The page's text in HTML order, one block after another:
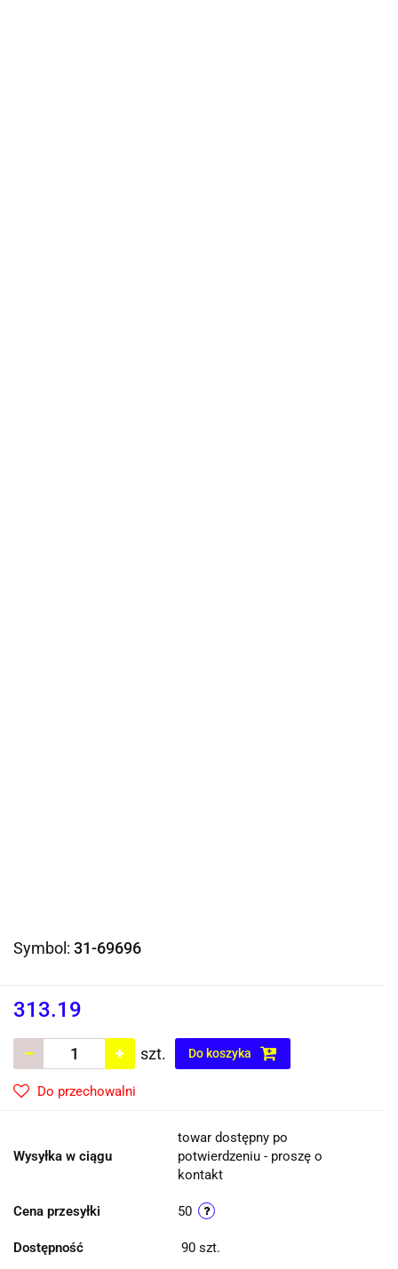
Symbol: 31-69696
313.19
szt. Do koszyka
Do przechowalni
Wysyłka w ciągu
towar dostępny po
potwierdzeniu - proszę o
kontakt
Cena przesyłki 50
Dostępność 90 szt.